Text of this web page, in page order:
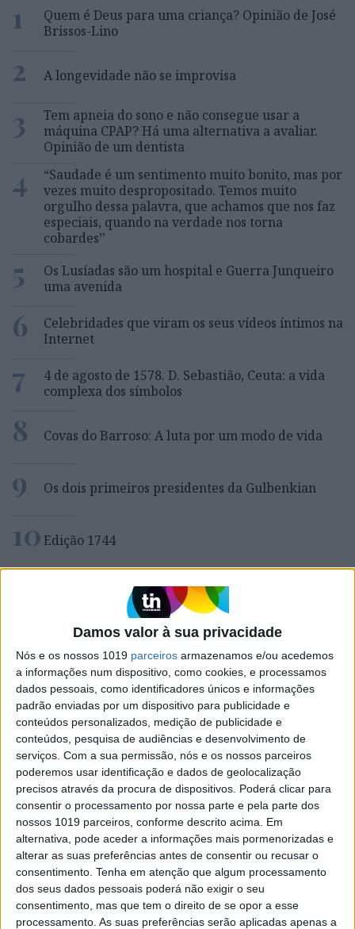
Damos valor à sua privacidade
Nós e os nossos 1019 parceiros armazenamos e/ou acedemos
a informações num dispositivo, como cookies, e processamos
dados pessoais, como identificadores únicos e informações
padrão enviadas por um dispositivo para publicidade e
conteúdos personalizados, medição de publicidade e
conteúdos, pesquisa de audiências e desenvolvimento de
serviços. Com a sua permissão, nós e os nossos parceiros
poderemos usar identificação e dados de geolocalização
precisos através da procura de dispositivos. Poderá clicar para
consentir o processamento por nossa parte e pela parte dos
nossos 1019 parceiros, conforme descrito acima. Em
alternativa, pode aceder a informações mais pormenorizadas e
alterar as suas preferências antes de consentir ou recusar o
consentimento. Tenha em atenção que algum processamento
dos seus dados pessoais poderá não exigir o seu
consentimento, mas que tem o direito de se opor a esse
processamento. As suas preferências serão aplicadas apenas a
1
Quem é Deus para uma criança? Opinião de José
Brissos-Lino
2 A longevidade não se improvisa
3
Tem apneia do sono e não consegue usar a
máquina CPAP? Há uma alternativa a avaliar.
Opinião de um dentista
4
“Saudade é um sentimento muito bonito, mas por
vezes muito despropositado. Temos muito
orgulho dessa palavra, que achamos que nos faz
especiais, quando na verdade nos torna
cobardes’’
5
Os Lusíadas são um hospital e Guerra Junqueiro
uma avenida
6
Celebridades que viram os seus vídeos íntimos na
Internet
7
4 de agosto de 1578. D. Sebastião, Ceuta: a vida
complexa dos símbolos
8 Covas do Barroso: A luta por um modo de vida
9 Os dois primeiros presidentes da Gulbenkian
10Edição 1744
MAIS NA VISÃO
OPINIÃO
O país que fotografamos nas férias
e esquecemos no resto do ano